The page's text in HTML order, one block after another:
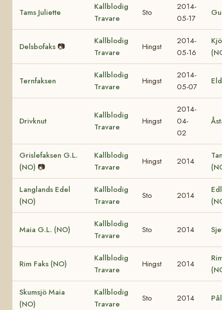
Tams Juliette
Kallblodig
Travare
Sto
2014-
05-17
Delsbofaks 📷
Kallblodig
Travare
Hingst
2014-
05-16
Ternfaksen
Kallblodig
Travare
Hingst
2014-
05-07
Drivknut
Kallblodig
Travare
Hingst
2014-
04-
02
Grislefaksen G.L.
(NO) 📷
Kallblodig
Travare
Hingst 2014
Langlands Edel
(NO)
Kallblodig
Travare
Sto 2014
Maia G.L. (NO)
Kallblodig
Travare
Sto 2014
Rim Faks (NO)
Kallblodig
Travare
Hingst 2014
Skumsjö Maia
(NO)
Kallblodig
Travare
Sto 2014